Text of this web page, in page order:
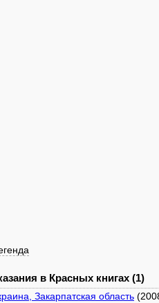
в Красных книгах (1)
Закарпатская область